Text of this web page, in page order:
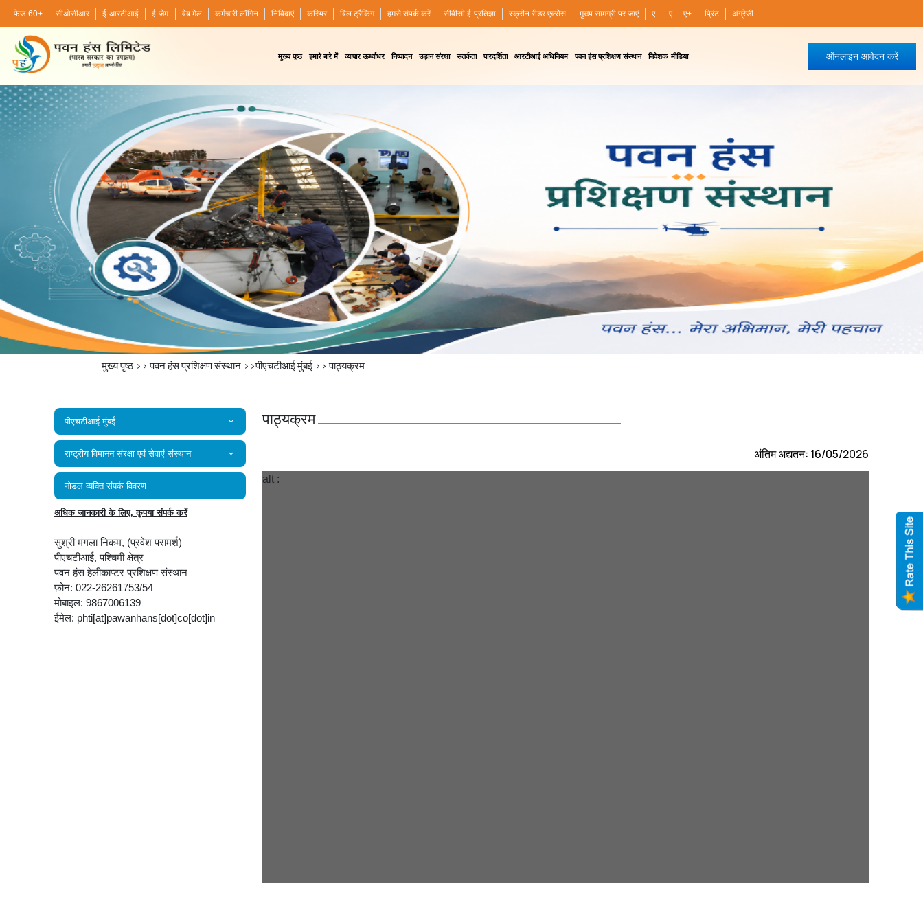
फेज-60+ सीओसीआर ई-आरटीआई ई-जेम वेब मेल कर्मचारी लॉगिन निविदाएं करियर बिल ट्रैकिंग हमसे संपर्क करें सीवीसी ई-प्रतिज्ञा स्क्रीन रीडर एक्सेस मुख्य सामग्री पर जाएं ए- ए ए+ प्रिंट अंग्रेजी
ऑनलाइन आवेदन करें
मुख्य पृष्ठ हमारे बारे में व्यापार ऊर्ध्वाधर निष्पादन उड़ान संरक्षा सतर्कता पारदर्शिता आरटीआई अधिनियम पवन हंस प्रशिक्षण संस्थान निवेशक मीडिया
मुख्य पृष्ठ>>पवन हंस प्रशिक्षण संस्थान>>पीएचटीआई मुंबई >>पाठ्यक्रम
पीएचटीआई मुंबई
राष्‍ट्रीय विमानन संरक्षा एवं सेवाएं संस्‍थान
नोडल व्यक्ति संपर्क विवरण
अधिक जानकारी के लिए, कृपया संपर्क करें
सुश्री मंगला निकम, (प्रवेश परामर्श)
पीएचटीआई, पश्चिमी क्षेत्र
पवन हंस हेलीकाप्टर प्रशिक्षण संस्थान
फ़ोन: 022-26261753/54
मोबाइल: 9867006139
ईमेल: phti[at]pawanhans[dot]co[dot]in
पाठ्यक्रम
अंतिम अद्यतन: 16/05/2026
alt :